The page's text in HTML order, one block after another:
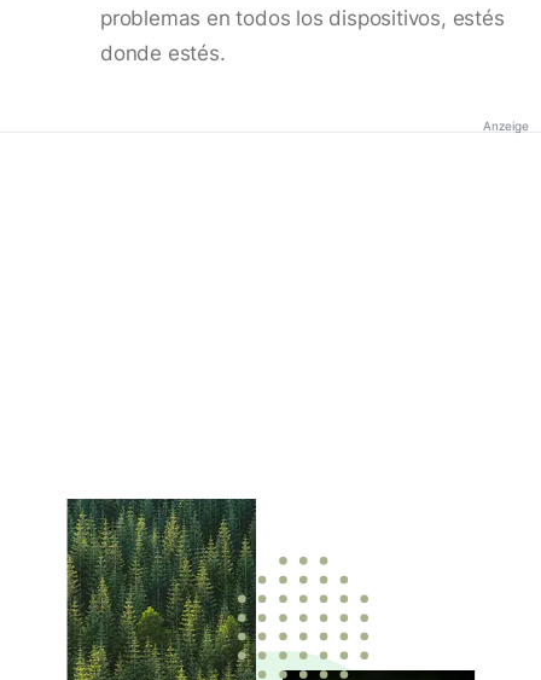
problemas en todos los dispositivos, estés
donde estés.
Anzeige